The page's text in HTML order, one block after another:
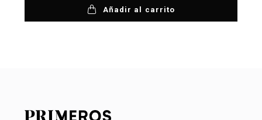
Añadir al carrito